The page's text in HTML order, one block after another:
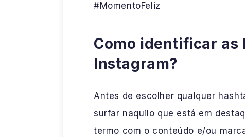
#MomentoFeliz
Como identificar as
Instagram?
Antes de escolher qualquer
surfar naquilo que está em
termo com o conteúdo e/ou